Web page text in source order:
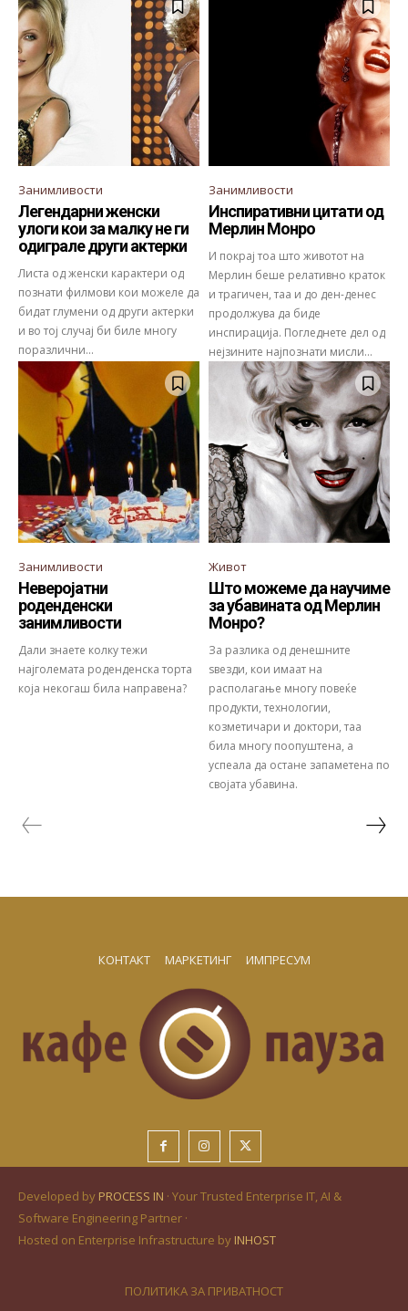
Занимливости
Легендарни женски
улоги кои за малку не ги
одиграле други актерки
Листа од женски карактери од
познати филмови кои можеле да
бидат глумени од други актерки
и во тој случај би биле многу
поразлични...
Занимливости
Инспиративни цитати од
Мерлин Монро
И покрај тоа што животот на
Мерлин беше релативно краток
и трагичен, таа и до ден-денес
продолжува да биде
инспирација. Погледнете дел од
нејзините најпознати мисли...
Занимливости
Неверојатни
роденденски
занимливости
Дали знаете колку тежи
најголемата роденденска торта
која некогаш била направена?
Живот
Што можеме да научиме
за убавината од Мерлин
Монро?
За разлика од денешните
ѕвезди, кои имаат на
располагање многу повеќе
продукти, технологии,
козметичари и доктори, таа
била многу поопуштена, а
успеала да остане запаметена по
својата убавина.
КОНТАКТ МАРКЕТИНГ ИМПРЕСУМ
Developed by PROCESS IN · Your Trusted Enterprise IT, AI &
Software Engineering Partner ·
Hosted on Enterprise Infrastructure by INHOST
ПОЛИТИКА ЗА ПРИВАТНОСТ